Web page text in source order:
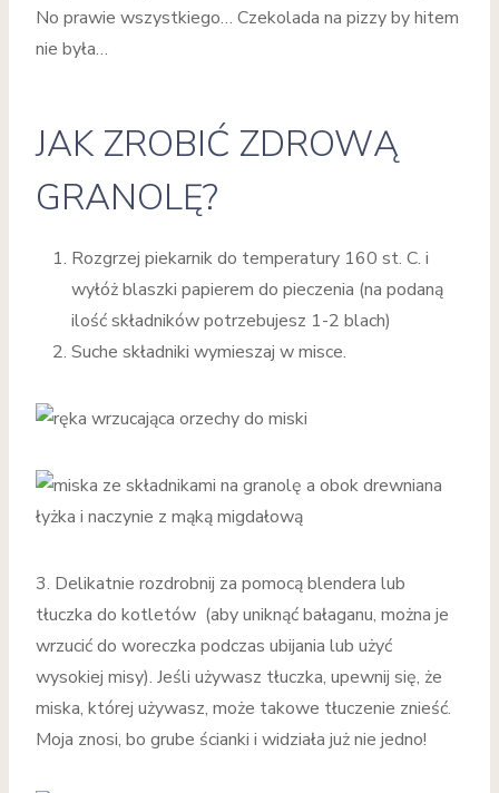
No prawie wszystkiego… Czekolada na pizzy by hitem
nie była…
JAK ZROBIĆ ZDROWĄ
GRANOLĘ?
Rozgrzej piekarnik do temperatury 160 st. C. i
wyłóż blaszki papierem do pieczenia (na podaną
ilość składników potrzebujesz 1-2 blach)
Suche składniki wymieszaj w misce.
3. Delikatnie rozdrobnij za pomocą blendera lub
tłuczka do kotletów (aby uniknąć bałaganu, można je
wrzucić do woreczka podczas ubijania lub użyć
wysokiej misy). Jeśli używasz tłuczka, upewnij się, że
miska, której używasz, może takowe tłuczenie znieść.
Moja znosi, bo grube ścianki i widziała już nie jedno!